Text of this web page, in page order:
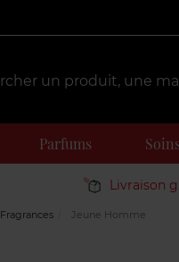
Parfums Soins
Livraison
Fragrances Jeune Homme